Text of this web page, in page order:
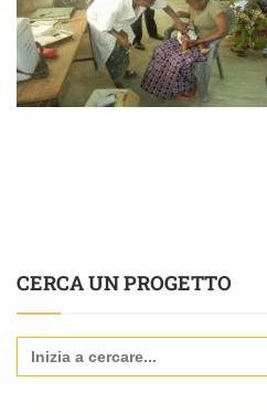
CERCA UN PROGETTO
Search
for: